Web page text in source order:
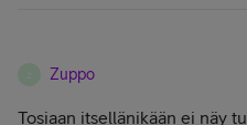
Zuppo
Tosiaan itsellänikään ei näy